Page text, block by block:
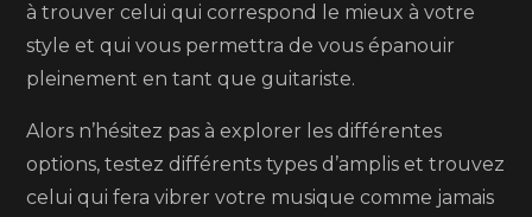
à trouver celui qui correspond le mieux à votre
style et qui vous permettra de vous épanouir
pleinement en tant que guitariste.
Alors n’hésitez pas à explorer les différentes
options, testez différents types d’amplis et trouvez
celui qui fera vibrer votre musique comme jamais